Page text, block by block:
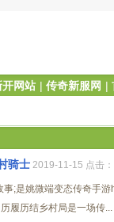
网站 | 传奇新服网 |
骑士 2019-11-15 点击
;是姚微端变态传奇手
履历结乡村局是一场传...